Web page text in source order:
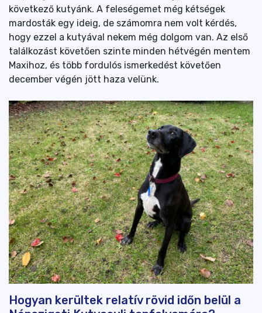
következő kutyánk. A feleségemet még kétségek
mardosták egy ideig, de számomra nem volt kérdés,
hogy ezzel a kutyával nekem még dolgom van. Az első
találkozást követően szinte minden hétvégén mentem
Maxihoz, és több fordulós ismerkedést követően
december végén jött haza velünk.
Hogyan kerültek relatív rövid időn belül a